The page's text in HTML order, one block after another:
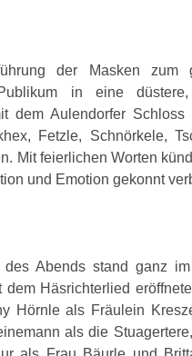
der Masken zum
in eine
dem Aulendorfer
Fetzle, Schnörkele,
Mit feierlichen Worten
und Emotion gekonnt
des Abends stand ganz
dem Häsrichterlied
Hörnle als Fräulein
als die